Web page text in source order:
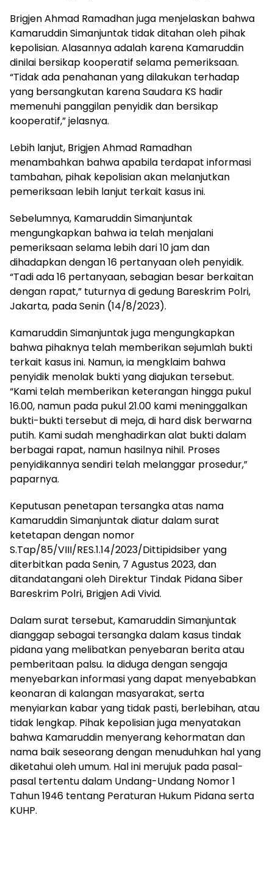
Brigjen Ahmad Ramadhan juga menjelaskan bahwa
Kamaruddin Simanjuntak tidak ditahan oleh pihak
kepolisian. Alasannya adalah karena Kamaruddin
dinilai bersikap kooperatif selama pemeriksaan.
“Tidak ada penahanan yang dilakukan terhadap
yang bersangkutan karena Saudara KS hadir
memenuhi panggilan penyidik dan bersikap
kooperatif,” jelasnya.
Lebih lanjut, Brigjen Ahmad Ramadhan
menambahkan bahwa apabila terdapat informasi
tambahan, pihak kepolisian akan melanjutkan
pemeriksaan lebih lanjut terkait kasus ini.
Sebelumnya, Kamaruddin Simanjuntak
mengungkapkan bahwa ia telah menjalani
pemeriksaan selama lebih dari 10 jam dan
dihadapkan dengan 16 pertanyaan oleh penyidik.
“Tadi ada 16 pertanyaan, sebagian besar berkaitan
dengan rapat,” tuturnya di gedung Bareskrim Polri,
Jakarta, pada Senin (14/8/2023).
Kamaruddin Simanjuntak juga mengungkapkan
bahwa pihaknya telah memberikan sejumlah bukti
terkait kasus ini. Namun, ia mengklaim bahwa
penyidik menolak bukti yang diajukan tersebut.
“Kami telah memberikan keterangan hingga pukul
16.00, namun pada pukul 21.00 kami meninggalkan
bukti-bukti tersebut di meja, di hard disk berwarna
putih. Kami sudah menghadirkan alat bukti dalam
berbagai rapat, namun hasilnya nihil. Proses
penyidikannya sendiri telah melanggar prosedur,”
paparnya.
Keputusan penetapan tersangka atas nama
Kamaruddin Simanjuntak diatur dalam surat
ketetapan dengan nomor
S.Tap/85/VIII/RES.1.14/2023/Dittipidsiber yang
diterbitkan pada Senin, 7 Agustus 2023, dan
ditandatangani oleh Direktur Tindak Pidana Siber
Bareskrim Polri, Brigjen Adi Vivid.
Dalam surat tersebut, Kamaruddin Simanjuntak
dianggap sebagai tersangka dalam kasus tindak
pidana yang melibatkan penyebaran berita atau
pemberitaan palsu. Ia diduga dengan sengaja
menyebarkan informasi yang dapat menyebabkan
keonaran di kalangan masyarakat, serta
menyiarkan kabar yang tidak pasti, berlebihan, atau
tidak lengkap. Pihak kepolisian juga menyatakan
bahwa Kamaruddin menyerang kehormatan dan
nama baik seseorang dengan menuduhkan hal yang
diketahui oleh umum. Hal ini merujuk pada pasal-
pasal tertentu dalam Undang-Undang Nomor 1
Tahun 1946 tentang Peraturan Hukum Pidana serta
KUHP.